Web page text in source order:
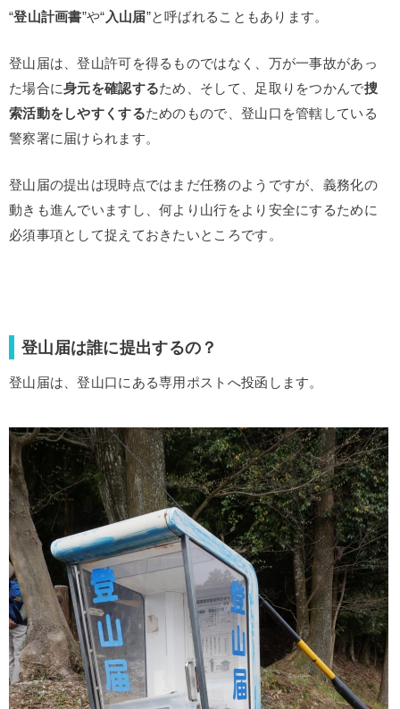
“登山計画書”や“ 入山届”と呼ばれることもあります。
登山届は、登山許可を得るものではなく、万が一事故があっ
た場合に身元を確認するため、そして、足取りをつかんで捜
索活動をしやすくするためのもので、登山口を管轄している
警察署に届けられます。
登山届の提出は現時点ではまだ任務のようですが、義務化の
動きも進んでいますし、何より山行をより安全にするために
必須事項として捉えておきたいところです。
登山届は誰に提出するの？
登山届は、登山口にある専用ポストへ投函します。